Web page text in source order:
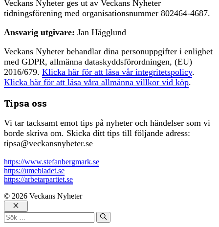
Veckans Nyheter ges ut av Veckans Nyheter
tidningsförening med organisationsnummer 802464-4687.
Ansvarig utgivare: Jan Hägglund
Veckans Nyheter behandlar dina personuppgifter i enlighet
med GDPR, allmänna dataskyddsförordningen, (EU)
2016/679. Klicka här för att läsa vår integritetspolicy.
Klicka här för att läsa våra allmänna villkor vid köp.
Tipsa oss
Vi tar tacksamt emot tips på nyheter och händelser som vi
borde skriva om. Skicka ditt tips till följande adress:
tipsa@veckansnyheter.se
https://www.stefanbergmark.se
https://umebladet.se
https://arbetarpartiet.se
© 2026 Veckans Nyheter
Stäng
Sök
efter: